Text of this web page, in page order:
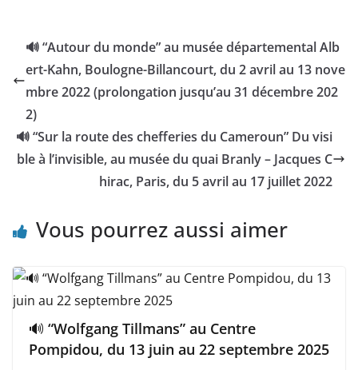
🔊 “Autour du monde” au musée départemental Alb
ert-Kahn, Boulogne-Billancourt, du 2 avril au 13 nove
mbre 2022 (prolongation jusqu’au 31 décembre 202
2)
🔊 “Sur la route des chefferies du Cameroun” Du visi
ble à l’invisible, au musée du quai Branly – Jacques C
hirac, Paris, du 5 avril au 17 juillet 2022
Vous pourrez aussi aimer
🔊 “Wolfgang Tillmans” au Centre
Pompidou, du 13 juin au 22 septembre 2025